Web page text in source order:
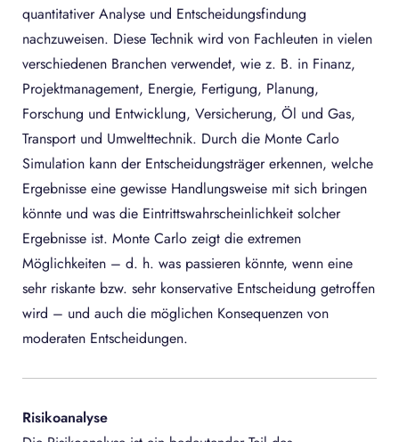
quantitativer Analyse und Entscheidungsfindung
nachzuweisen. Diese Technik wird von Fachleuten in vielen
verschiedenen Branchen verwendet, wie z. B. in Finanz,
Projektmanagement, Energie, Fertigung, Planung,
Forschung und Entwicklung, Versicherung, Öl und Gas,
Transport und Umwelttechnik. Durch die Monte Carlo
Simulation kann der Entscheidungsträger erkennen, welche
Ergebnisse eine gewisse Handlungsweise mit sich bringen
könnte und was die Eintrittswahrscheinlichkeit solcher
Ergebnisse ist. Monte Carlo zeigt die extremen
Möglichkeiten – d. h. was passieren könnte, wenn eine
sehr riskante bzw. sehr konservative Entscheidung getroffen
wird – und auch die möglichen Konsequenzen von
moderaten Entscheidungen.
Risikoanalyse